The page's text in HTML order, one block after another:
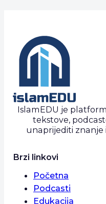
IslamEDU je
tekstove,
unaprijediti znanje
Brzi linkovi
Početna
Podcasti
Edukacija